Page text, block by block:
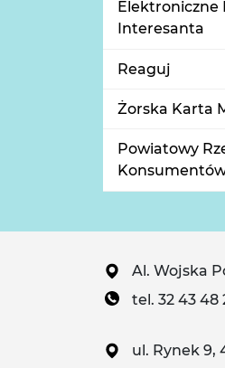
Elektroniczne
Interesanta
Reaguj
Żorska Karta
Powiatowy
Al. Wojska
tel. 32 43 48
ul. Rynek 9,